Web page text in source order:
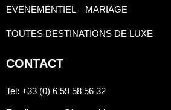
EVENEMENTIEL – MARIAGE
TOUTES DESTINATIONS DE LUXE
CONTACT
Tel : +33 (0) 6 59 58 56 32